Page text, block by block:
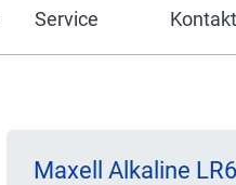
Service Kontakt
Maxell Alkaline